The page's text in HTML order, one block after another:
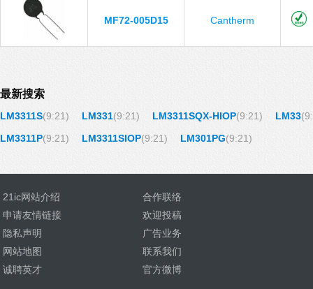
MF72-005D15 Cantherm
最新搜索
LM3311S(9:21) LM331(9:21) LM3311SQX-HIOP(9:21) LM33
LM3311P(9:21) LM3311SIOP(9:21) LM301PG(9:21)
21ic网站介绍
合作联络
申请友情链接
欢迎投稿
隐私声明
广告业务
网站地图
联系我们
诚聘英才
官方微博